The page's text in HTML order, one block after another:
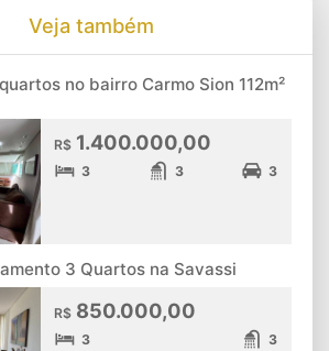
Veja também
no bairro Carmo Sion 112m²
R$ 1.400.000,00
3 3 3
3 Quartos na Savassi
R$ 850.000,00
3 3